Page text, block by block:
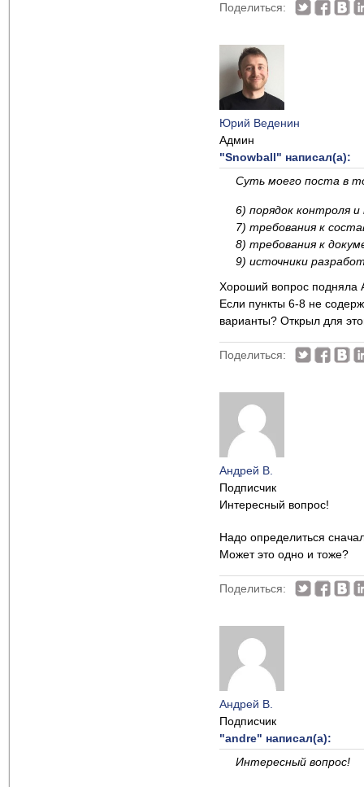
Поделиться:
Юрий Веденин
Админ
"Snowball" написал(а):
Суть моего поста в
6) порядок контроля
7) требования к
8) требования к
9) источники
Хороший вопрос подняла
Если пункты 6-8 не
варианты? Открыл для
Поделиться:
Андрей В.
Подписчик
Интересный вопрос!
Надо определиться
Может это одно и тоже?
Поделиться:
Андрей В.
Подписчик
"andre" написал(а):
Интересный вопрос!